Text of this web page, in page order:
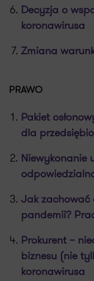
Decyzja o
koronawirusa
Zmiana
PRAWO
Pakiet
dla
Niewykonanie
Jak zachować
pandemii?
Prokurent –
biznesu (nie
koronawirusa